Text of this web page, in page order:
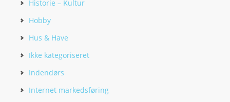
Historie – Kultur
Hobby
Hus & Have
Ikke kategoriseret
Indendørs
Internet markedsføring